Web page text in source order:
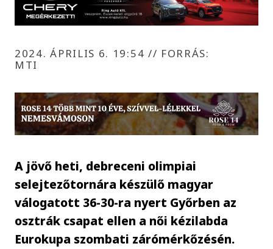
2024. ÁPRILIS 6. 19:54 // FORRÁS:
MTI
A jövő heti, debreceni olimpiai
selejtezőtornára készülő magyar
válogatott 36-30-ra nyert Győrben az
osztrák csapat ellen a női kézilabda
Eurokupa szombati zárómérkőzésén.